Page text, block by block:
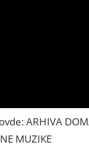
ARHIVA
MUZIKE